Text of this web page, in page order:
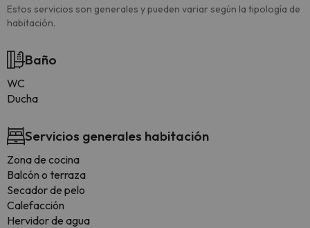
Estos servicios son generales y pueden variar según la tipología de
habitación.
Baño
WC
Ducha
Servicios generales habitación
Zona de cocina
Balcón o terraza
Secador de pelo
Calefacción
Hervidor de agua